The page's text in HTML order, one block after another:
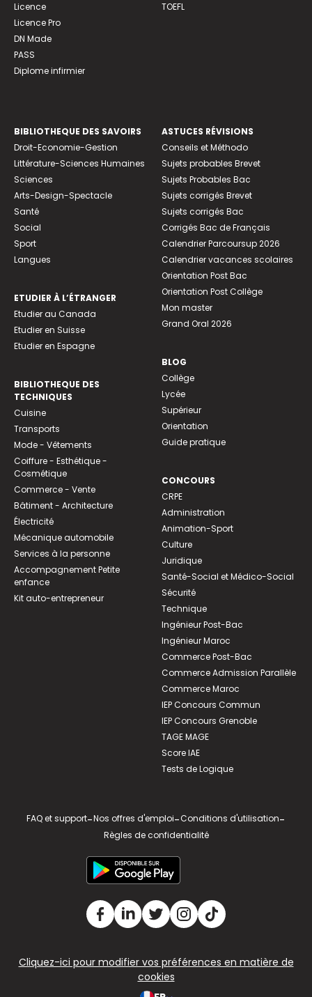
Licence
Licence Pro
DN Made
PASS
Diplome infirmier
TOEFL
BIBLIOTHEQUE DES SAVOIRS
Droit-Economie-Gestion
Littérature-Sciences Humaines
Sciences
Arts-Design-Spectacle
Santé
Social
Sport
Langues
ETUDIER À L’ÉTRANGER
Etudier au Canada
Etudier en Suisse
Etudier en Espagne
BIBLIOTHEQUE DES
TECHNIQUES
Cuisine
Transports
Mode - Vêtements
Coiffure - Esthétique -
Cosmétique
Commerce - Vente
Bâtiment - Architecture
Électricité
Mécanique automobile
Services à la personne
Accompagnement Petite
enfance
Kit auto-entrepreneur
ASTUCES RÉVISIONS
Conseils et Méthodo
Sujets probables Brevet
Sujets Probables Bac
Sujets corrigés Brevet
Sujets corrigés Bac
Corrigés Bac de Français
Calendrier Parcoursup 2026
Calendrier vacances scolaires
Orientation Post Bac
Orientation Post Collège
Mon master
Grand Oral 2026
BLOG
Collège
Lycée
Supérieur
Orientation
Guide pratique
CONCOURS
CRPE
Administration
Animation-Sport
Culture
Juridique
Santé-Social et Médico-Social
Sécurité
Technique
Ingénieur Post-Bac
Ingénieur Maroc
Commerce Post-Bac
Commerce Admission Parallèle
Commerce Maroc
IEP Concours Commun
IEP Concours Grenoble
TAGE MAGE
Score IAE
Tests de Logique
FAQ et support-Nos offres d'emploi-Conditions d'utilisation-
Règles de confidentialité
Cliquez-ici pour modifier vos préférences en matière de
cookies